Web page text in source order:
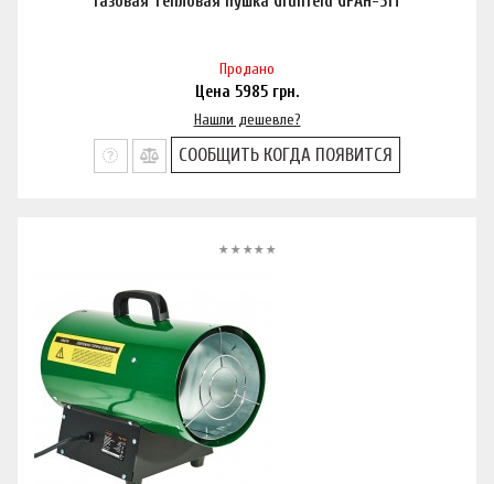
Продано
Цена 5985 грн.
Нашли дешевле?
СООБЩИТЬ КОГДА ПОЯВИТСЯ